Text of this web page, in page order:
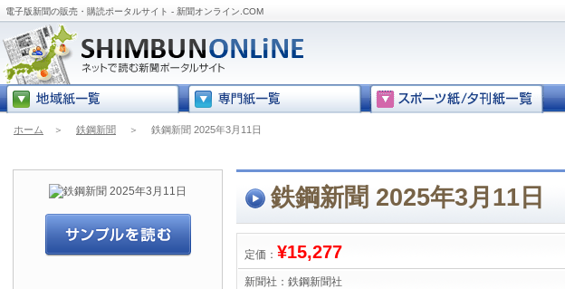
電子版新聞の販売・購読ポータルサイト - 新聞オンライン.COM
ホーム ＞ 鉄鋼新聞 ＞ 鉄鋼新聞 2025年3月11日
鉄鋼新聞 2025年3月11日
定価： ¥15,277
新聞社： 鉄鋼新聞社